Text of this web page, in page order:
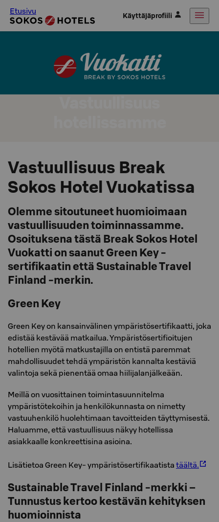
Etusivu Käyttäjäprofiili
Vastuullisuus Break
Sokos Hotel Vuokatissa
Olemme sitoutuneet huomioimaan
vastuullisuuden toiminnassamme.
Osoituksena tästä Break Sokos Hotel
Vuokatti on saanut Green Key -
sertifikaatin että Sustainable Travel
Finland -merkin.
Green Key
Green Key on kansainvälinen ympäristösertifikaatti, joka
edistää kestävää matkailua. Ympäristösertifioitujen
hotellien myötä matkustajilla on entistä paremmat
mahdollisuudet tehdä ympäristön kannalta kestäviä
valintoja sekä pienentää omaa hiilijalanjälkeään.
Meillä on vuosittainen toimintasuunnitelma
ympäristötekoihin ja henkilökunnasta on nimetty
vastuuhenkilö huolehtimaan tavoitteiden täyttymisestä.
Haluamme, että vastuullisuus näkyy hotellissa
asiakkaalle konkreettisina asioina.
Lisätietoa Green Key- ympäristösertifikaatista täältä.
Sustainable Travel Finland -merkki –
Tunnustus kertoo kestävän kehityksen
huomioinnista